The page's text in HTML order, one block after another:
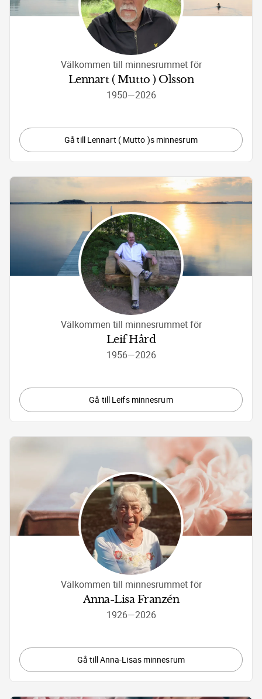
Välkommen till minnesrummet för
Lennart ( Mutto ) Olsson
1950—2026
Gå till Lennart ( Mutto )s minnesrum
Välkommen till minnesrummet för
Leif Hård
1956—2026
Gå till Leifs minnesrum
Välkommen till minnesrummet för
Anna-Lisa Franzén
1926—2026
Gå till Anna-Lisas minnesrum